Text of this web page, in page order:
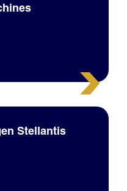
Stellantis